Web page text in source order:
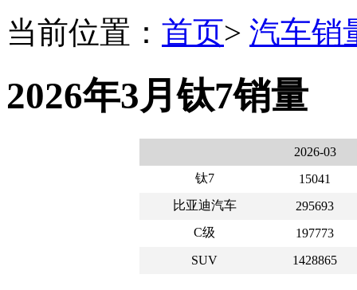
当前位置： 首页> 汽车销
2026年3月钛7销量
2026-03
钛7
15041
比亚迪汽车
295693
C级
197773
SUV
1428865